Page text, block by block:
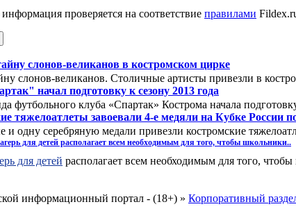
проверяется на соответствие правилами
слонов-великанов в костромском цирке
слонов-великанов. Столичные артисты привезли в
начал подготовку к сезону 2013 года
футбольного клуба «Спартак» Кострома начала
тяжелоатлеты завоевали 4-е медяли на Кубке России
и одну серебряную медали привезли костромские
для детей располагает всем необходимым для того, чтобы школьники..
для детей располагает всем необходимым для того,
информационный портал - (18+) » Корпоративный